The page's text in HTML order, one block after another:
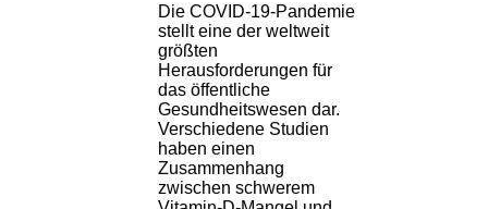
Die COVID-19-Pandemie
stellt eine der weltweit
größten
Herausforderungen für
das öffentliche
Gesundheitswesen dar.
Verschiedene Studien
haben einen
Zusammenhang
zwischen schwerem